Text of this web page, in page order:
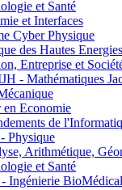
et Santé
et Interfaces
Cyber Physique
des Hautes Energies
Entreprise et
- Mathématiques
Economie
de
Physique
Arithmétique,
et Santé